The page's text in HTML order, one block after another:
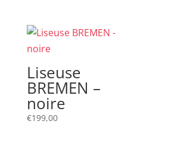
Liseuse
BREMEN –
noire
€199,00